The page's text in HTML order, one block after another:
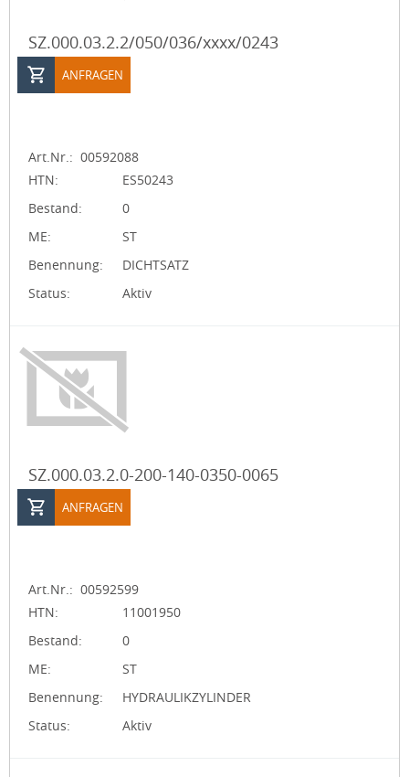
SZ.000.03.2.2/050/036/xxxx/0243
ANFRAGEN
Art.Nr.: 00592088
HTN:
ES50243
Bestand:
0
ME:
ST
Benennung:
DICHTSATZ
Status:
Aktiv
SZ.000.03.2.0-200-140-0350-0065
ANFRAGEN
Art.Nr.: 00592599
HTN:
11001950
Bestand:
0
ME:
ST
Benennung:
HYDRAULIKZYLINDER
Status:
Aktiv